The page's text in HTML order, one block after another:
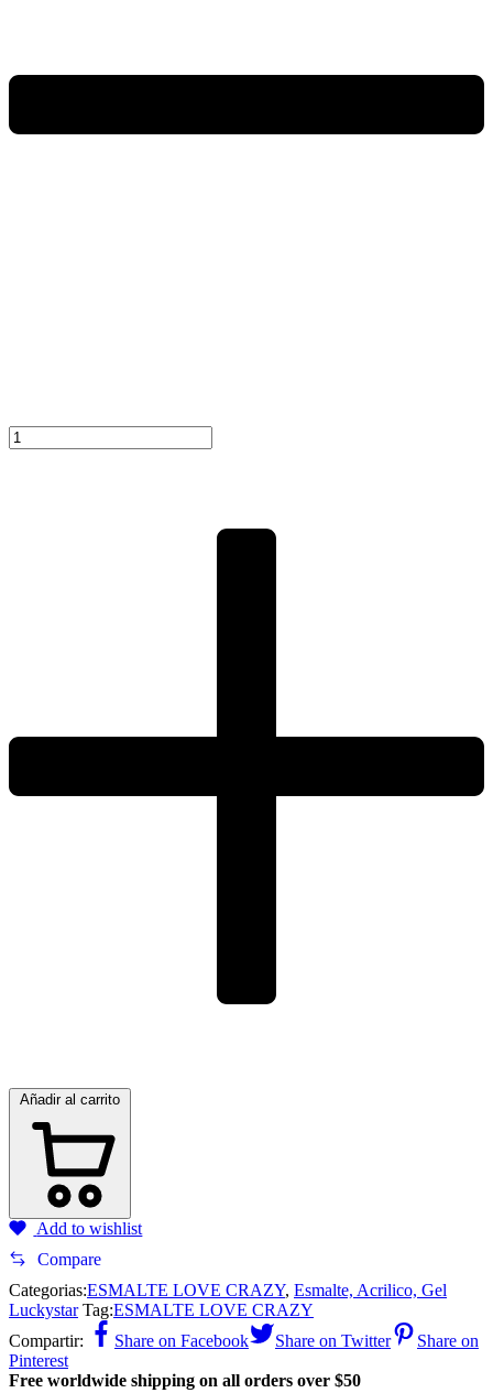
Añadir al carrito
Add to wishlist
Compare
Categorias:ESMALTE LOVE CRAZY, Esmalte, Acrilico, Gel
Luckystar Tag:ESMALTE LOVE CRAZY
Compartir:
Share on Facebook Share on Twitter
Share on
Pinterest
Free worldwide shipping on all orders over $50